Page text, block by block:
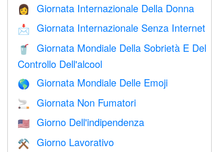
👩 Giornata Internazionale Della Donna
📩 Giornata Internazionale Senza Internet
🥤
Giornata Mondiale Della Sobrietà E Del
Controllo Dell'alcool
🌎 Giornata Mondiale Delle Emoji
🚬 Giornata Non Fumatori
🇺🇸 Giorno Dell'indipendenza
⚒️ Giorno Lavorativo